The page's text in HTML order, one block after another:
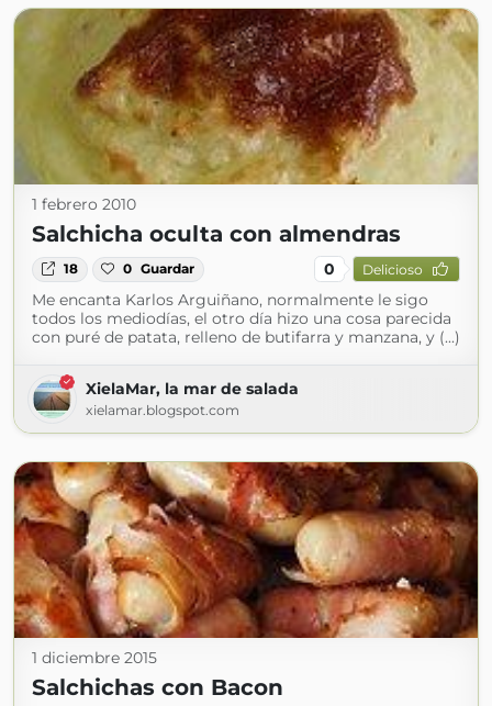
1 febrero 2010
Salchicha oculta con almendras
18 0 Guardar 0 Delicioso
Me encanta Karlos Arguiñano, normalmente le sigo
todos los mediodías, el otro día hizo una cosa parecida
con puré de patata, relleno de butifarra y manzana, y (...)
XielaMar, la mar de salada
xielamar.blogspot.com
1 diciembre 2015
Salchichas con Bacon